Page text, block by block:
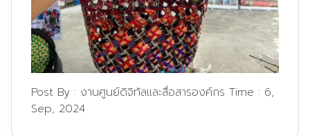
Post By : งานศูนย์ดิจิทัลและสื่อสารองค์กร Time : 6,
Sep, 2024